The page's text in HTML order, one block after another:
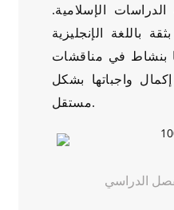
الإسلامية.
باللغة الإنجليزية
بنشاط في مناقشات
واجباتها بشكل
مستقل.